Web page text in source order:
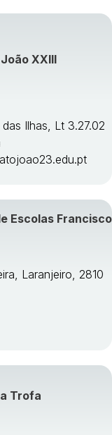
XXIII
Ilhas, Lt 3.27.02
Escolas Francisco
Laranjeiro, 2810
Trofa